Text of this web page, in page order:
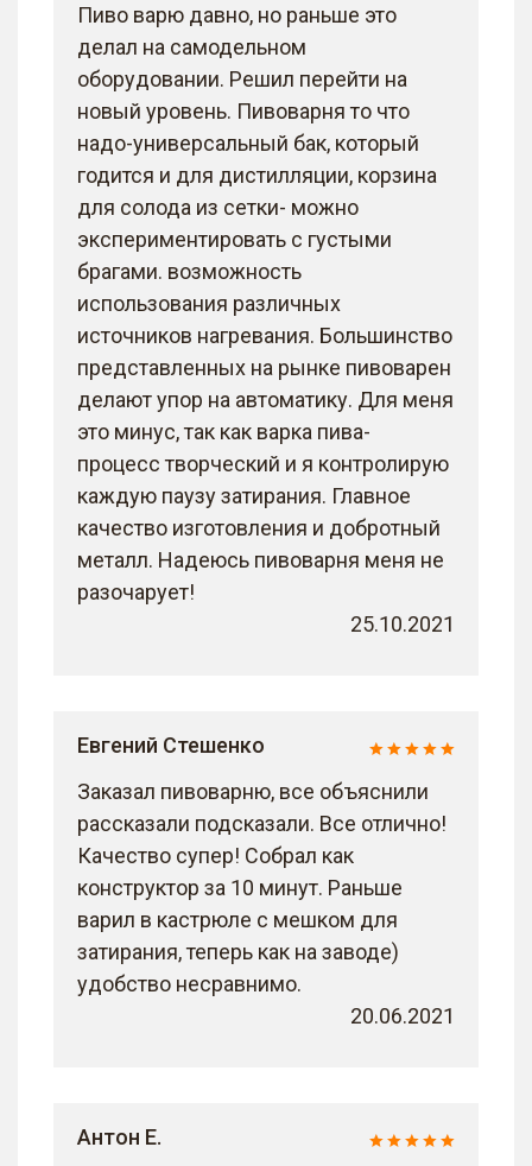
Пиво варю давно, но раньше это
делал на самодельном
оборудовании. Решил перейти на
новый уровень. Пивоварня то что
надо-универсальный бак, который
годится и для дистилляции, корзина
для солода из сетки- можно
экспериментировать с густыми
брагами. возможность
использования различных
источников нагревания. Большинство
представленных на рынке пивоварен
делают упор на автоматику. Для меня
это минус, так как варка пива-
процесс творческий и я контролирую
каждую паузу затирания. Главное
качество изготовления и добротный
металл. Надеюсь пивоварня меня не
разочарует!
25.10.2021
Евгений Стешенко
Заказал пивоварню, все объяснили
рассказали подсказали. Все отлично!
Качество супер! Собрал как
конструктор за 10 минут. Раньше
варил в кастрюле с мешком для
затирания, теперь как на заводе)
удобство несравнимо.
20.06.2021
Антон Е.